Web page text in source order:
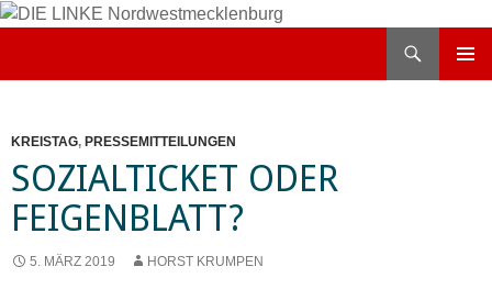
Zum
KREISTAG, PRESSEMITTEILUNGEN
SOZIALTICKET ODER
FEIGENBLATT?
5. MÄRZ 2019 HORST KRUMPEN